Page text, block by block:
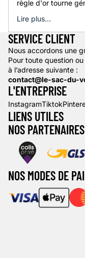
règle d'or tourne
Lire plus...
SERVICE CLIENT
Nous accordons une
Pour toute question
à l’adresse suivante :
contact@le-sac-du-
L'ENTREPRISE
InstagramTiktok
LIENS UTILES
NOS
NOS MODES DE